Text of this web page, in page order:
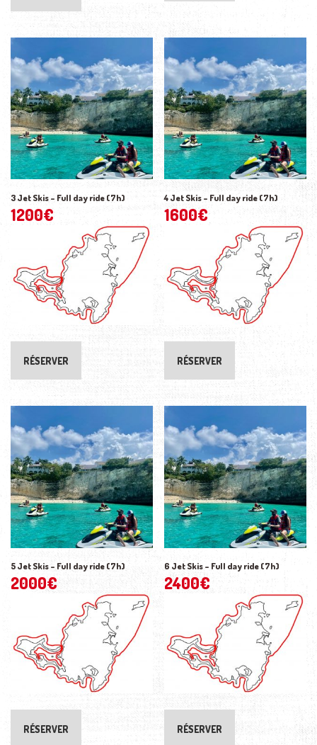
3 Jet Skis – Full day ride (7h)
1200€
RÉSERVER
4 Jet Skis – Full day ride (7h)
1600€
RÉSERVER
5 Jet Skis – Full day ride (7h)
2000€
RÉSERVER
6 Jet Skis – Full day ride (7h)
2400€
RÉSERVER